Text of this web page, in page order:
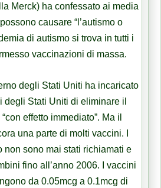
Merck) ha confessato ai media
causare “l’autismo o
di autismo si trova in tutti i
vaccinazioni di massa.
degli Stati Uniti ha incaricato
degli Stati Uniti di eliminare il
effetto immediato”. Ma il
una parte di molti vaccini. I
non sono mai stati richiamati e
fino all’anno 2006. I vaccini
da 0.05mcg a 0.1mcg di